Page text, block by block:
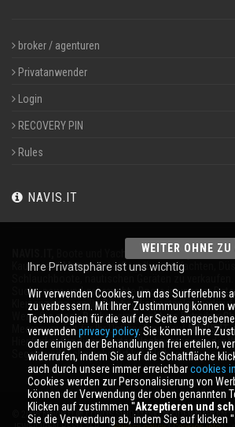
broker / agenturen
Privatanwender
Login
RECOVERY PIN
Rules
NAVIS.IT
Boote und Yachten an 365 Tagen im
Kaufen auf Motorboote, Segelboote, Yachten,
Suche neue und gebrauchte Boote in unserer
Kleinanzeige, um Ihr Boot völlig kostenlos
Wenn Sie einenBrokersind, wirbt ein Betreiber
Meeresumwelt für Ihr Unternehmen aufNAVIS.IT.
Hier finden Sie die neuesten Nachrichten aus der
Segeln und technische Artikel; bleiben mit
© 2026 NAVIS.IT® LOGOS SIND MARKEN ODER MARKEN
WEITER OHNE ZU
Ihre Privatsphäre ist uns wichtig
Wir verwenden Cookies, um das Surferlebnis
zu verbessern. Mit Ihrer Zustimmung können
Technologien für die auf der Seite
verwenden privacy policy. Sie können Ihre
oder einigen der Behandlungen frei erteilen,
widerrufen, indem Sie auf die Schaltfläche
auch durch unsere immer erreichbarcookies
Cookies werden zur Personalisierung von
können der Verwendung der oben genannten
Klicken auf zustimmen ''Akzeptieren und
Sie die Verwendung ab, indem Sie auf klicken ''